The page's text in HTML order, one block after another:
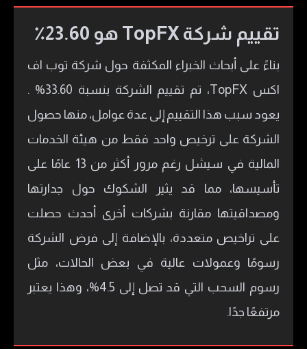
تقييم شركة TopFX هو 23.60٪
بناءً على أبحاث الخبراء المكثفة حول شركة توب اف
اكس TopFX، تم تقييم الشركة بنسبة 33.60% .
يعود سبب هذا التقييم إلى عدة عوامل، منها حصول
الشركة على ترخيص واحد فقط من هيئة الخدمات
المالية في سيشل رغم مرور أكثر من 13 عامًا على
تأسيسها، مما قد يثير الشكوك حول جدارتها
ومصداقيتها مقارنة بشركات أخرى أحدث حصلت
على تراخيص متعددة، بالإضافة إلى فرض الشركة
رسومًا وعمولات عالية في بعض الحالات، مثل
رسوم السحب التي قد تصل إلى 4.5%، وهذا يعتبر
مرتفعًا جدًا.